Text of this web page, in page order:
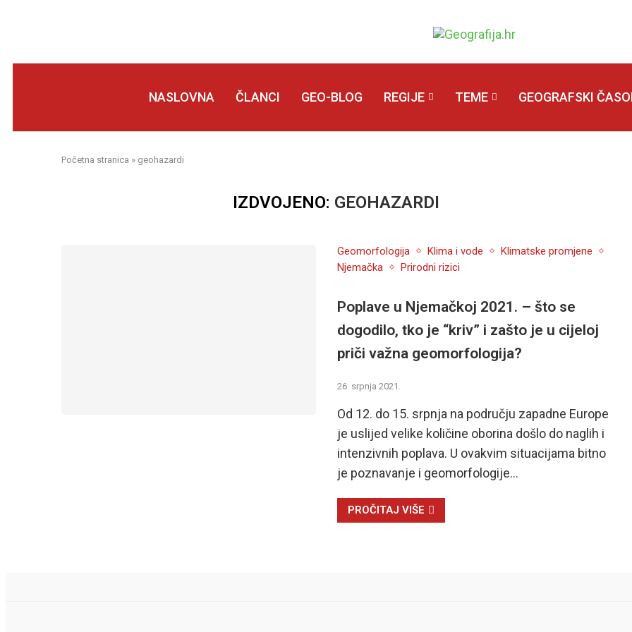
NASLOVNA ČLANCI GEO-BLOG REGIJE TEME GEOGRAFSKI
Početna stranica » geohazardi
IZDVOJENO: GEOHAZARDI
Geomorfologija Klima i vode
Klimatske promjene
Njemačka
Prirodni rizici
Poplave u Njemačkoj 2021. – što se
dogodilo, tko je “kriv” i zašto je u cijeloj
priči važna geomorfologija?
26. srpnja 2021.
Od 12. do 15. srpnja na području zapadne Europe
je uslijed velike količine oborina došlo do naglih i
intenzivnih poplava. U ovakvim situacijama bitno
je poznavanje i geomorfologije…
PROČITAJ VIŠE